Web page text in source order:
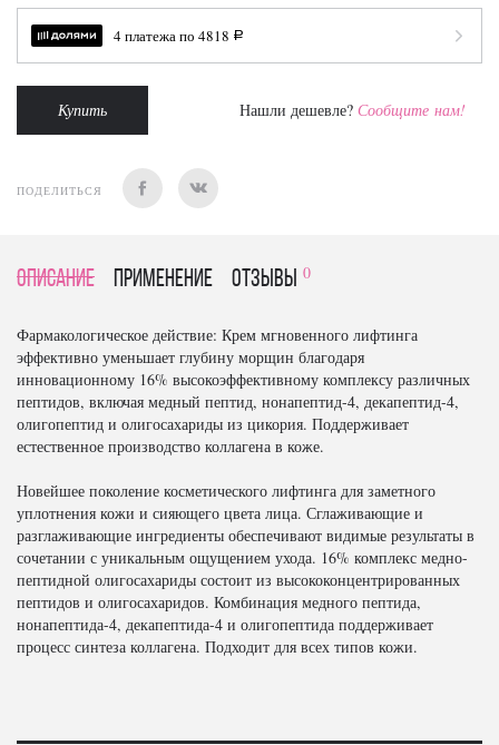
4 платежа по 4818 a
Купить Нашли дешевле? Сообщите нам!
ПОДЕЛИТЬСЯ
Описание Применение отзывы 0
Фармакологическое действие: Крем мгновенного лифтинга
эффективно уменьшает глубину морщин благодаря
инновационному 16% высокоэффективному комплексу различных
пептидов, включая медный пептид, нонапептид-4, декапептид-4,
олигопептид и олигосахариды из цикория. Поддерживает
естественное производство коллагена в коже.
Новейшее поколение косметического лифтинга для заметного
уплотнения кожи и сияющего цвета лица. Сглаживающие и
разглаживающие ингредиенты обеспечивают видимые результаты в
сочетании с уникальным ощущением ухода. 16% комплекс медно-
пептидной олигосахариды состоит из высококонцентрированных
пептидов и олигосахаридов. Комбинация медного пептида,
нонапептида-4, декапептида-4 и олигопептида поддерживает
процесс синтеза коллагена. Подходит для всех типов кожи.